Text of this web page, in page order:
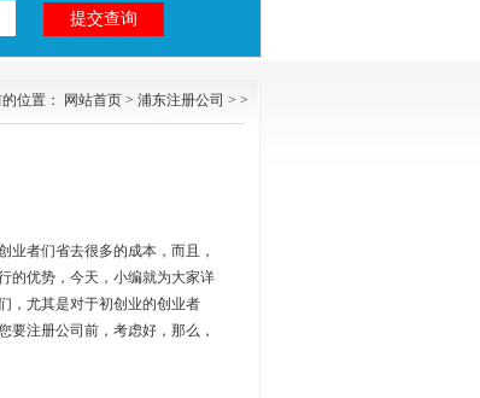
位置： 网站首页 > 浦东注册公司 > >
业者们省去很多的成本，而且，
的优势，今天，小编就为大家详
，尤其是对于初创业的创业者
要注册公司前，考虑好，那么，